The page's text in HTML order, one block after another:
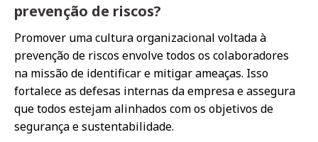
prevenção de riscos?
Promover uma cultura organizacional voltada à
prevenção de riscos envolve todos os colaboradores
na missão de identificar e mitigar ameaças. Isso
fortalece as defesas internas da empresa e assegura
que todos estejam alinhados com os objetivos de
segurança e sustentabilidade.